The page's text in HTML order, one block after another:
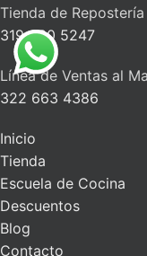
Tienda de
319 430 5247
Línea de Ventas al
322 663 4386
Inicio
Tienda
Escuela de Cocina
Descuentos
Blog
Contacto